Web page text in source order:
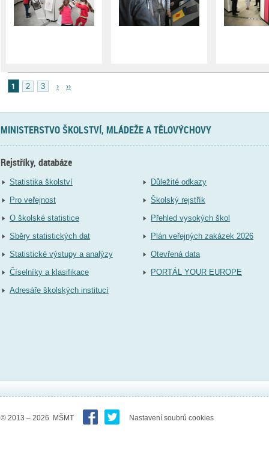
1 2 3 › ››
MINISTERSTVO ŠKOLSTVÍ, MLÁDEŽE A TĚLOVÝCHOVY
Rejstříky, databáze
Statistika školství
Pro veřejnost
O školské statistice
Sběry statistických dat
Statistické výstupy a analýzy
Číselníky a klasifikace
Adresáře školských institucí
Důležité odkazy
Školský rejstřík
Přehled vysokých škol
Plán veřejných zakázek 2026
Otevřená data
PORTÁL YOUR EUROPE
© 2013 – 2026 MŠMT Nastavení soubrů cookies